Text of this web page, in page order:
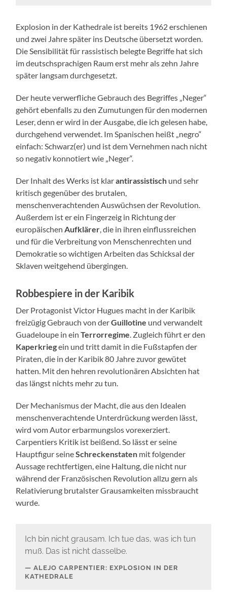
Explosion in der Kathedrale ist bereits 1962 erschienen
und zwei Jahre später ins Deutsche übersetzt worden.
Die Sensibilität für rassistisch belegte Begriffe hat sich
im deutschsprachigen Raum erst mehr als zehn Jahre
später langsam durchgesetzt.
Der heute verwerfliche Gebrauch des Begriffes „Neger“
gehört ebenfalls zu den Zumutungen für den modernen
Leser, denn er wird in der Ausgabe, die ich gelesen habe,
durchgehend verwendet. Im Spanischen heißt „negro“
einfach: Schwarz(er) und ist dem Vernehmen nach nicht
so negativ konnotiert wie „Neger“.
Der Inhalt des Werks ist klarantirassistisch und sehr
kritisch gegenüber des brutalen,
menschenverachtenden Auswüchsen der Revolution.
Außerdem ist er ein Fingerzeig in Richtung der
europäischenAufklärer, die in ihren einflussreichen
und für die Verbreitung von Menschenrechten und
Demokratie so wichtigen Arbeiten das Schicksal der
Sklaven weitgehend übergingen.
Robbespiere in der Karibik
Der Protagonist Victor Hugues macht in der Karibik
freizügig Gebrauch von derGuillotine und verwandelt
Guadeloupe in einTerrorregime. Zugleich führt er den
Kaperkriegein und tritt damit in die Fußstapfen der
Piraten, die in der Karibik 80 Jahre zuvor gewütet
hatten. Mit den hehren revolutionären Absichten hat
das längst nichts mehr zu tun.
Der Mechanismus der Macht, die aus den Idealen
menschenverachtende Unterdrückung werden lässt,
wird vom Autor erbarmungslos vorexerziert.
Carpentiers Kritik ist beißend. So lässt er seine
Hauptfigur seineSchreckenstaten mit folgender
Aussage rechtfertigen, eine Haltung, die nicht nur
während der Französischen Revolution allzu gern als
Relativierung brutalster Grausamkeiten missbraucht
wurde.
Ich bin nicht grausam. Ich tue das, was ich tun
muß. Das ist nicht dasselbe.
ALEJO CARPENTIER: EXPLOSION IN DER
KATHEDRALE